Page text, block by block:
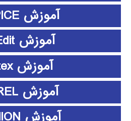
آموزش HSPICE
آموزش L-Edit
آموزش Latex
آموزش LISREL
آموزش LUMION